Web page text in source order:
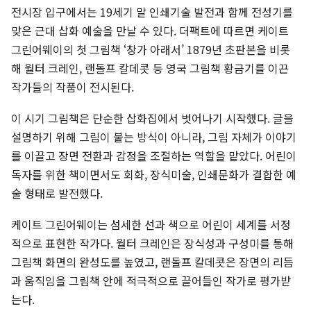
전시장 입구에서는 19세기 말 인쇄기술 발전과 함께 전성기를
맞은 근대 삽화 예술을 만날 수 있다. 더팩트에 따르면 케이트
그린어웨이의 첫 그림책 ‘창가 아래서’ 1879년 초판본을 비롯
해 월터 크레인, 랜돌프 칼데콧 등 영국 그림책 황금기를 이끈
작가들의 작품이 전시된다.
이 시기 그림책은 단순한 삽화집에서 벗어나기 시작했다. 글을
설명하기 위해 그림이 붙는 방식이 아니라, 그림 자체가 이야기
를 이끌고 장면 전환과 감정을 조절하는 역할을 맡았다. 어린이
독자를 위한 책이면서도 회화, 장식미술, 인쇄문화가 결합한 예
술 형태로 발전했다.
케이트 그린어웨이는 섬세한 선과 색으로 어린이 세계를 서정
적으로 표현한 작가다. 월터 크레인은 장식성과 구성미를 통해
그림책 화면의 완성도를 높였고, 랜돌프 칼데콧은 장면의 리듬
과 움직임을 그림책 안에 적극적으로 끌어들인 작가로 평가받
는다.